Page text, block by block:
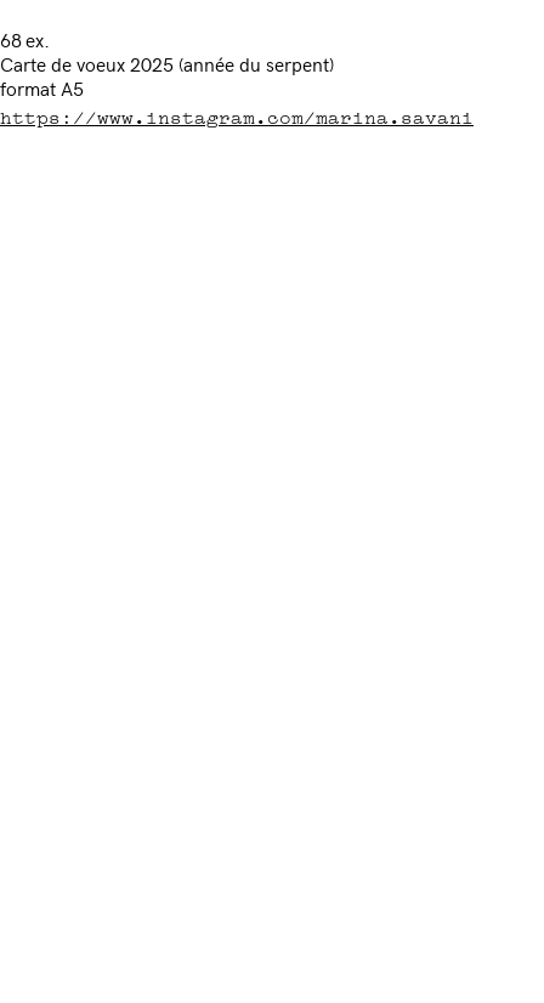
68 ex.
Carte de voeux 2025 (année du serpent)
format A5
https://www.instagram.com/marina.savani